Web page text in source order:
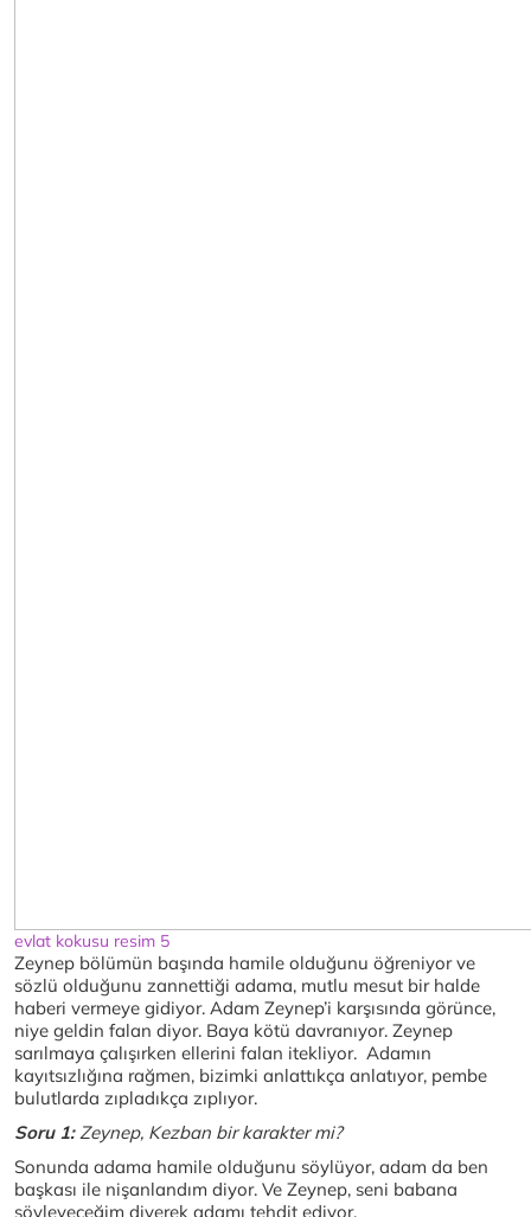
evlat kokusu resim 5
Zeynep bölümün başında hamile olduğunu öğreniyor ve
sözlü olduğunu zannettiği adama, mutlu mesut bir halde
haberi vermeye gidiyor. Adam Zeynep’i karşısında görünce,
niye geldin falan diyor. Baya kötü davranıyor. Zeynep
sarılmaya çalışırken ellerini falan itekliyor. Adamın
kayıtsızlığına rağmen, bizimki anlattıkça anlatıyor, pembe
bulutlarda zıpladıkça zıplıyor.
Soru 1:Zeynep, Kezban bir karakter mi?
Sonunda adama hamile olduğunu söylüyor, adam da ben
başkası ile nişanlandım diyor. Ve Zeynep, seni babana
söyleyeceğim diyerek adamı tehdit ediyor.